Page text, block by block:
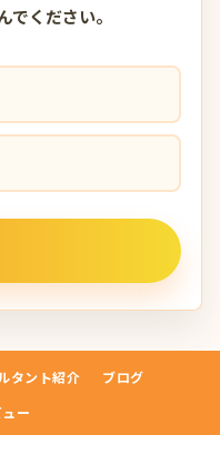
でください。
タント紹介
ブログ
ー